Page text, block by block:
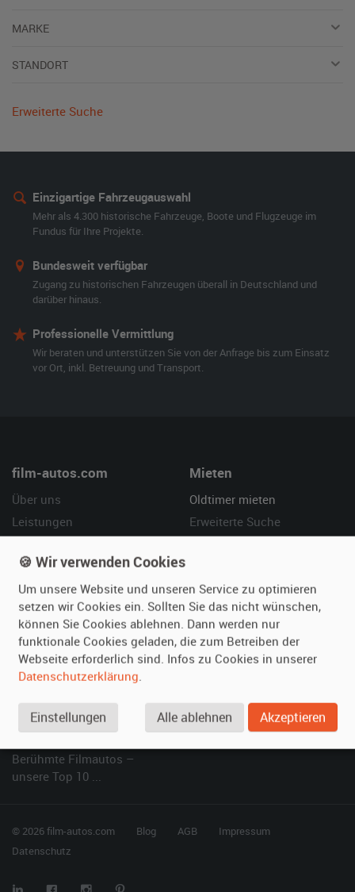
MARKE
STANDORT
Erweiterte Suche
Einzigartige Fahrzeugauswahl
Mehr als 4.300 historische Fahrzeuge, Boote und Flugzeuge im
Fundus für Ihre Projekte.
Bundesweit verfügbar
Zugang zu historischen Fahrzeugen überall in Deutschland und
darüber hinaus.
Professionelle Vermittlung
Wir beraten und unterstützen Sie von der Anfrage bis zum Einsatz
vor Ort, inkl. Betreuung und Transport.
film-autos.com
Über uns
Leistungen
Kundenmeinungen
Mieten
Oldtimer mieten
Erweiterte Suche
Vermieten
Oldtimer anmelden
Fotos senden
Fragen für Vermieter
Inserat verwalten
Hilfe
Häufige Fragen (FAQ)
So funktioniert's
Berühmte Filmautos –
unsere Top 10 ...
© 2026 film-autos.com Blog AGB
Impressum
Datenschutz
🍪 Wir verwenden Cookies
Um unsere Website und unseren Service zu optimieren
setzen wir Cookies ein. Sollten Sie das nicht wünschen,
können Sie Cookies ablehnen. Dann werden nur
funktionale Cookies geladen, die zum Betreiben der
Webseite erforderlich sind. Infos zu Cookies in unserer
Datenschutzerklärung.
Einstellungen Alle ablehnen Akzeptieren